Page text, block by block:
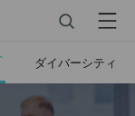
Menu
ダイバーシティ